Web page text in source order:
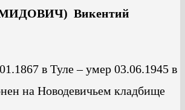
Викентий
в Туле – умер 03.06.1945 в
на Новодевичьем кладбище